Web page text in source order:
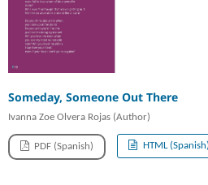
Someday, Someone Out There
Ivanna Zoe Olvera Rojas (Author)
PDF (Spanish) HTML (Spanish)